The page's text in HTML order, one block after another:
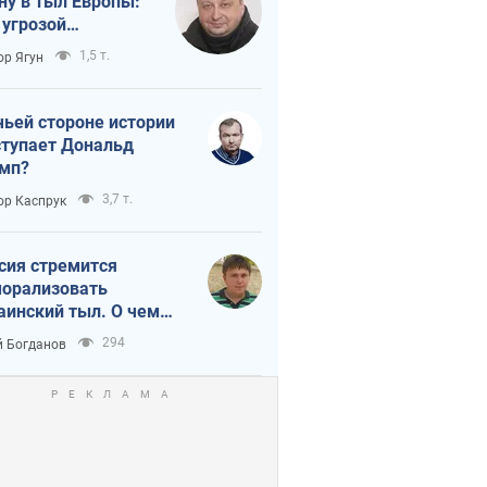
Ягун 1,5 т.
стороне истории
Дональд
Каспрук 3,7 т.
стремится
тыл. О чем
себе напомнить
Богданов 294